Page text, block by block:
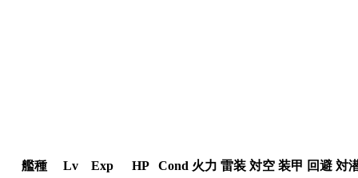
艦種 Lv Exp HP Cond 火力 雷装 対空 装甲 回避 対